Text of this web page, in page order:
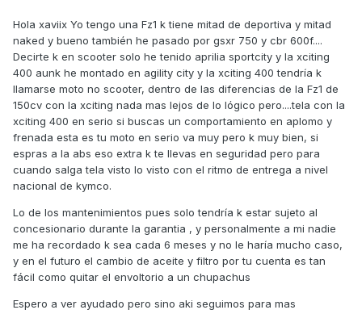
Hola xaviix Yo tengo una Fz1 k tiene mitad de deportiva y mitad
naked y bueno también he pasado por gsxr 750 y cbr 600f....
Decirte k en scooter solo he tenido aprilia sportcity y la xciting
400 aunk he montado en agility city y la xciting 400 tendría k
llamarse moto no scooter, dentro de las diferencias de la Fz1 de
150cv con la xciting nada mas lejos de lo lógico pero....tela con la
xciting 400 en serio si buscas un comportamiento en aplomo y
frenada esta es tu moto en serio va muy pero k muy bien, si
espras a la abs eso extra k te llevas en seguridad pero para
cuando salga tela visto lo visto con el ritmo de entrega a nivel
nacional de kymco.
Lo de los mantenimientos pues solo tendría k estar sujeto al
concesionario durante la garantia , y personalmente a mi nadie
me ha recordado k sea cada 6 meses y no le haría mucho caso,
y en el futuro el cambio de aceite y filtro por tu cuenta es tan
fácil como quitar el envoltorio a un chupachus
Espero a ver ayudado pero sino aki seguimos para mas